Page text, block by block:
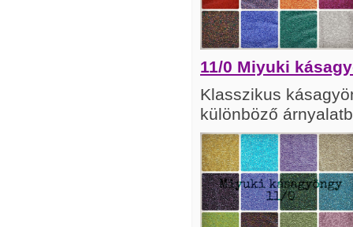
11/0 Miyuki
Klasszikus
különböző